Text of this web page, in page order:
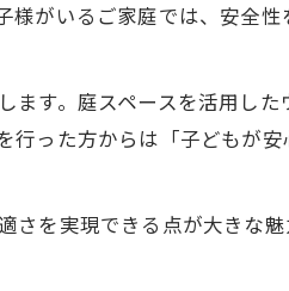
がいるご家庭では、安全性
す。庭スペースを活用した
った方からは「子どもが安
さを実現できる点が大きな